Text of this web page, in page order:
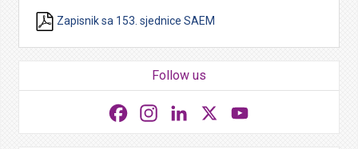
Zapisnik sa 153. sjednice SAEM
Follow us
FacebookInstagramLinkedIn